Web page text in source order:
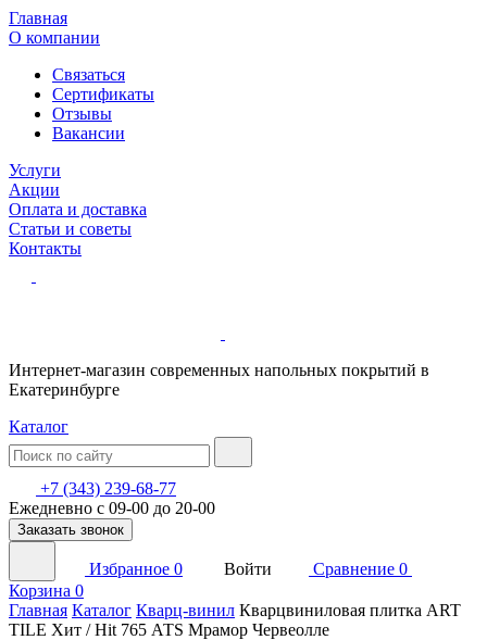
Главная
О компании
Связаться
Сертификаты
Отзывы
Вакансии
Услуги
Акции
Оплата и доставка
Статьи и советы
Контакты
Интернет-магазин современных напольных покрытий в
Екатеринбурге
Каталог
+7 (343) 239-68-77
Ежедневно с 09-00 до 20-00
Заказать звонок
Избранное 0 Войти Сравнение 0
Корзина 0
Главная Каталог Кварц-винил Кварцвиниловая плитка ART
TILE Хит / Hit 765 АТS Мрамор Червеолле